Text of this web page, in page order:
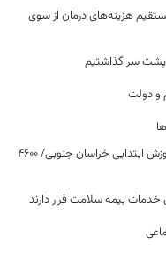
هزینه‌های درمان از سوی
پشت سر گذاشتیم
و دولت
تقدیر مقام عالی وزارت از عملکرد جهادی معاونت آموزش ابتدایی خراسان جنوبی/ ۴۶۰۰